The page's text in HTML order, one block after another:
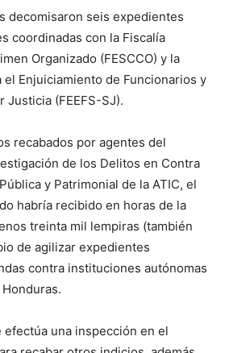
decomisaron seis expedientes
coordinadas con la Fiscalía
Organizado (FESCCO) y la
el Enjuiciamiento de Funcionarios y
(FEEFS-SJ).
recabados por agentes del
de los Delitos en Contra
y Patrimonial de la ATIC, el
habría recibido en horas de la
treinta mil lempiras (también
de agilizar expedientes
contra instituciones autónomas
efectúa una inspección en el